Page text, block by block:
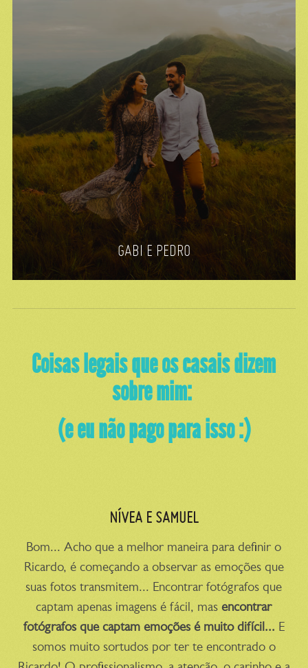
GABI E PEDRO
Coisas legais que os casais dizem
sobre mim:
(e eu não pago para isso :)
NÍVEA E SAMUEL
Bom... Acho que a melhor maneira para definir o
Ricardo, é começando a observar as emoções que
suas fotos transmitem... Encontrar fotógrafos que
captam apenas imagens é fácil, masencontrar
fotógrafos que captam emoções é muito difícil... E
somos muito sortudos por ter te encontrado o